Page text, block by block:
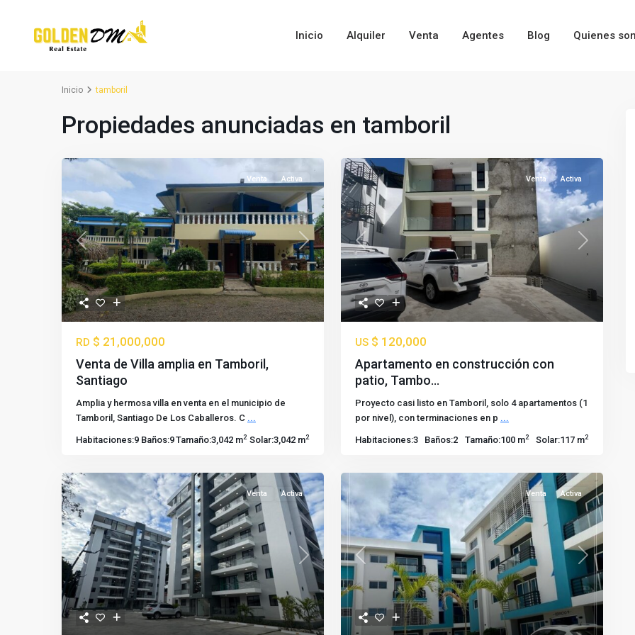
Inicio Alquiler Venta Agentes Blog Quienes
Inicio tamboril
Propiedades anunciadas en tamboril
Previous Next
Venta Activa
RD $ 21,000,000
Venta de Villa amplia en Tamboril,
Santiago
Amplia y hermosa villa en venta en el municipio de
Tamboril, Santiago De Los Caballeros. C ...
Habitaciones:9 Baños:9Tamaño:3,042 m2 Solar:3,042 m2
Previous Next
Venta Activa
US $ 120,000
Apartamento en construcción con
patio, Tambo...
Proyecto casi listo en Tamboril, solo 4 apartamentos (1
por nivel), con terminaciones en p ...
Habitaciones:3 Baños:2 Tamaño:100 m2 Solar:117 m2
Previous Next
Venta Activa
Previous Next
Venta Activa